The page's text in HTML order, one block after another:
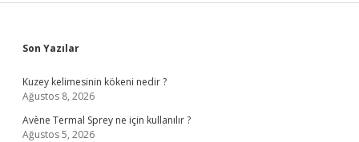
Sidebar
Son Yazılar
Kuzey kelimesinin kökeni nedir ?
Ağustos 8, 2026
Avène Termal Sprey ne için kullanılır ?
Ağustos 5, 2026